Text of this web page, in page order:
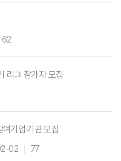
62
리그 참가자 모집
기업·기관 모집
02 77